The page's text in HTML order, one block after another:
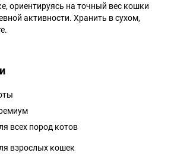
ориентируясь на точный вес кошки
активности. Хранить в сухом,
всех пород котов
взрослых кошек